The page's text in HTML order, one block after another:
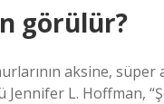
görülür?
aksine,
L. Hoffman,